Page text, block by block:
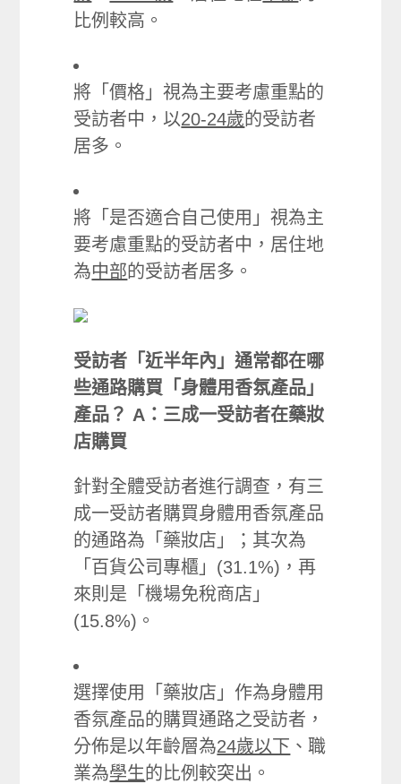
比例較高。
將「價格」視為主要考慮重點的
受訪者中，以20-24歲的受訪者
居多。
將「是否適合自己使用」視為主
要考慮重點的受訪者中，居住地
為中部的受訪者居多。
受訪者「近半年內」通常都在哪
些通路購買「身體用香氛產品」
產品？ A：三成一受訪者在藥妝
店購買
針對全體受訪者進行調查，有三
成一受訪者購買身體用香氛產品
的通路為「藥妝店」；其次為
「百貨公司專櫃」(31.1%)，再
來則是「機場免稅商店」
(15.8%)。
選擇使用「藥妝店」作為身體用
香氛產品的購買通路之受訪者，
分佈是以年齡層為24歲以下 、職
業為學生的比例較突出。